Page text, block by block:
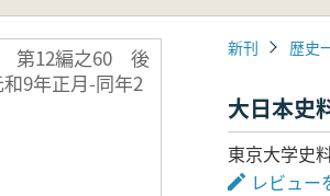
第12編之60 後
9年正月-同年2
新刊 歴史
大日本
東京大学史
レビュー